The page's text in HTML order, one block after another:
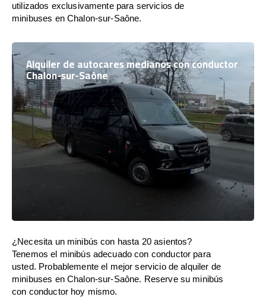
utilizados exclusivamente para servicios de
minibuses en Chalon-sur-Saône.
Alquiler de autocares medianos con conductor
Chalon-sur-Saône
¿Necesita un minibús con hasta 20 asientos?
Tenemos el minibús adecuado con conductor para
usted. Probablemente el mejor servicio de alquiler de
minibuses en Chalon-sur-Saône. Reserve su minibús
con conductor hoy mismo.